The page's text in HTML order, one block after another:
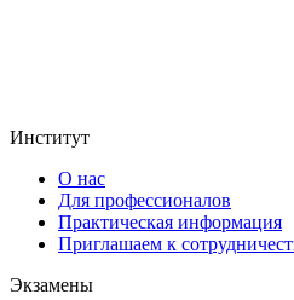
Институт
О нас
Для профессионалов
Практическая информация
Приглашаем к
Экзамены